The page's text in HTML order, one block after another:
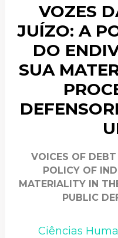
VOZES
JUÍZO: A
DO
SUA
VOICES OF
POLICY OF
MATERIALITY IN
PUBLIC
Ciências